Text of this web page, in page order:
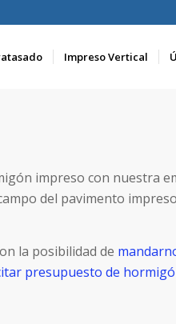
Impreso Vertical
impreso con nuestra
del pavimento
la posibilidad de
presupuesto de